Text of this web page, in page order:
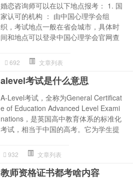
婚恋咨询师可以在以下地点报考： 1. 国
家认可的机构 ： 由中国心理学会组
织，考试地点一般在省会城市，具体时
间和地点可以登录中国心理学会官网查
692 文章列表
alevel考试是什么意思
A-Level考试，全称为General Certificat
e of Education Advanced Level Exami
nations，是英国高中教育体系的标准化
考试，相当于中国的高考。它为学生提
932 文章列表
教师资格证书都考啥内容